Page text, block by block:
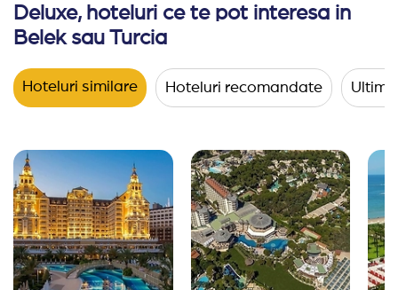
Facilitati / servicii: 5 piscine exterioare, Aquapark (4
Catering: restaurant principal PINEA (bufet suedez),
Deluxe, hoteluri ce te pot interesa in
Belek sau Turcia
Hoteluri similare Hoteluri recomandate